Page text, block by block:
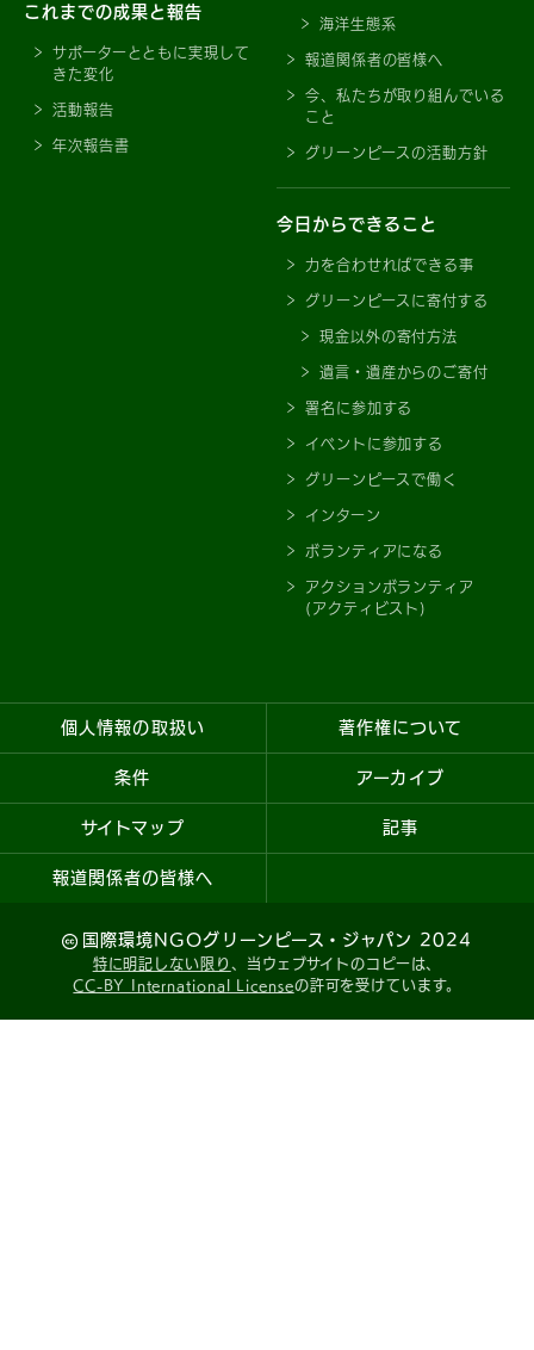
これまでの成果と報告
サポーターとともに実現して
きた変化
活動報告
年次報告書
海洋生態系
報道関係者の皆様へ
今、私たちが取り組んでいる
こと
グリーンピースの活動方針
今日からできること
力を合わせればできる事
グリーンピースに寄付する
現金以外の寄付方法
遺言・遺産からのご寄付
署名に参加する
イベントに参加する
グリーンピースで働く
インターン
ボランティアになる
アクションボランティア
(アクティビスト)
個人情報の取扱い 著作権について
条件 アーカイブ
サイトマップ 記事
報道関係者の皆様へ
国際環境NGOグリーンピース・ジャパン 2024
特に明記しない限り 、当ウェブサイトのコピーは、
CC-BY International Licenseの許可を受けています。